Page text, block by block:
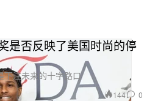
是否反映了美国时尚的停
下注未来的十字路口
144 0